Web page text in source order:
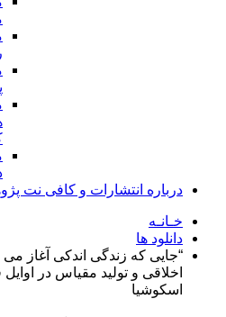
درباره انتشارات و کافی نت
خـانـه
دانلود ها
“جایی که زندگی اندکی آغاز می
اخلاقی و تولید مقیاس در
اسکوشیا